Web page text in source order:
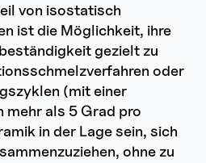
von isostatisch
ist die Möglichkeit, ihre
gezielt zu
oder
(mit einer
mehr als 5 Grad pro
in der Lage sein, sich
ohne zu